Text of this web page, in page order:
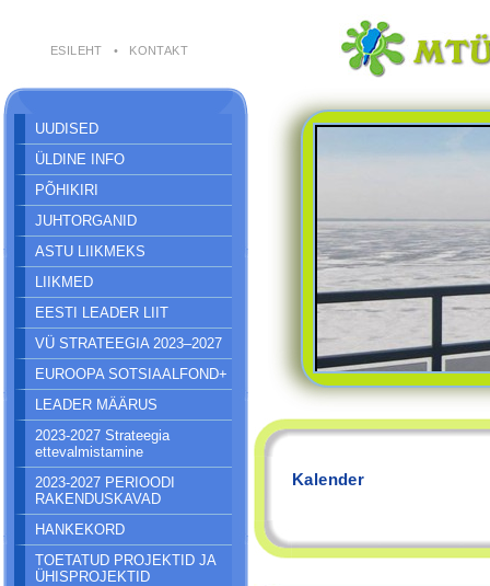
ESILEHT • KONTAKT
UUDISED
ÜLDINE INFO
PÕHIKIRI
JUHTORGANID
ASTU LIIKMEKS
LIIKMED
EESTI LEADER LIIT
VÜ STRATEEGIA 2023–2027
EUROOPA SOTSIAALFOND+
LEADER MÄÄRUS
2023-2027 Strateegia
ettevalmistamine
2023-2027 PERIOODI
RAKENDUSKAVAD
HANKEKORD
TOETATUD PROJEKTID JA
ÜHISPROJEKTID
Kalender